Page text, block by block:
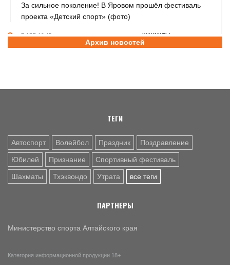
За сильное поколение! В Яровом прошёл фестиваль
проекта «Детский спорт» (фото)
7 АВГ. 10:45 ШАХМАТЫ
Партия длиною в жизнь: шахматный тренер Надежда
Никита Дёмин - победитель и серебряный, Анастасия
Архив новостей
ТЕГИ
Автоспорт Волейбол Праздник Поздравление
Юбилей Признание Спортивный фестиваль
Шахматы Тхэквондо Утрата все теги
ПАРТНЕРЫ
Министерство спорта Алтайского края
Категория информационной продукции 18+